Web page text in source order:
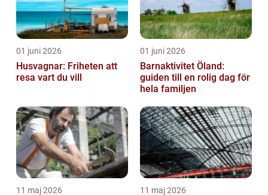
01 juni 2026
Husvagnar: Friheten att
resa vart du vill
01 juni 2026
Barnaktivitet Öland:
guiden till en rolig dag för
hela familjen
11 maj 2026 11 maj 2026